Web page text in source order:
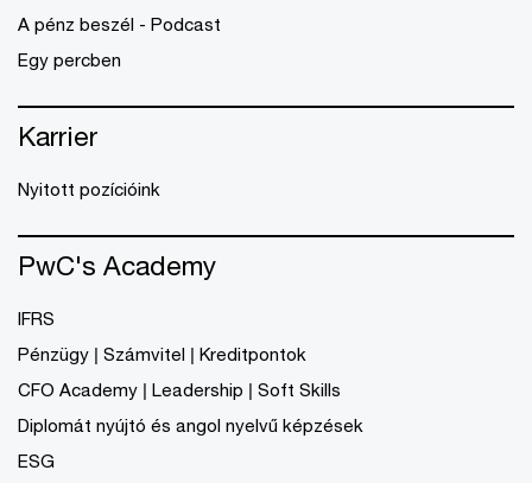
A pénz beszél - Podcast
Egy percben
Karrier
Nyitott pozícióink
PwC's Academy
IFRS
Pénzügy | Számvitel | Kreditpontok
CFO Academy | Leadership | Soft Skills
Diplomát nyújtó és angol nyelvű képzések
ESG